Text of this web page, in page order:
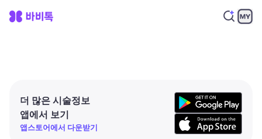
더 많은 시술정보
앱에서 보기
앱스토어에서 다운받기